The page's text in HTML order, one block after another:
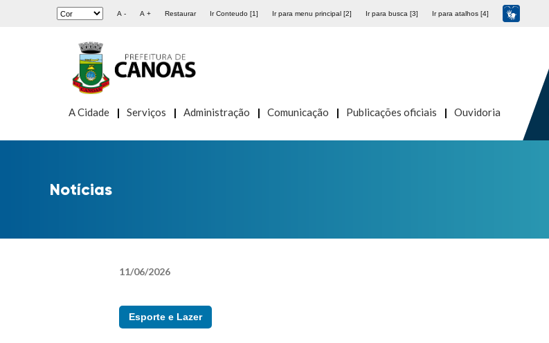
A - A + Restaurar Ir Conteudo [1] Ir para menu principal [2] Ir para busca [3] Ir para atalhos [4]
A Cidade Serviços Administração Comunicação Publicações oficiais Ouvidoria
Notícias
11/06/2026
Esporte e Lazer